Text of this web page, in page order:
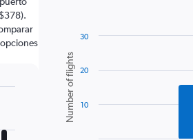
chart
with
bars.
The
Chart
graphic.
Number of flights 10
20
30